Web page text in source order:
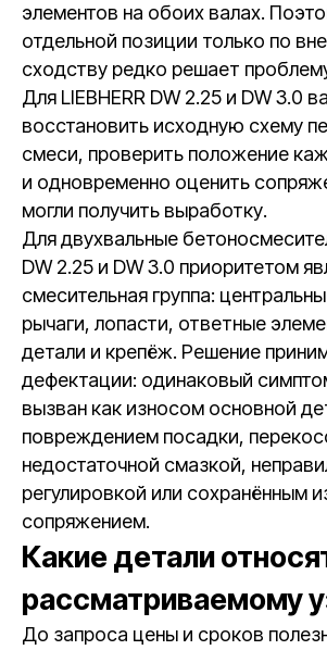
элементов на обоих валах.
отдельной позиции только по
сходству редко решает
Для LIEBHERR DW 2.25 и DW 3.0
восстановить исходную схему
смеси, проверить положение
и одновременно оценить
могли получить выработку.
Для двухвальные
DW 2.25 и DW 3.0 приоритетом
смесительная группа:
рычаги, лопасти, ответные
детали и крепёж. Решение
дефектации: одинаковый
вызван как износом основной
повреждением посадки,
недостаточной смазкой,
регулировкой или сохранённым
сопряжением.
Какие детали
рассматриваемому
До запроса цены и сроков